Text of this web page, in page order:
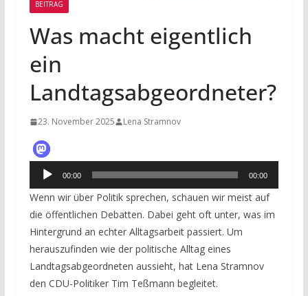
BEITRAG
Was macht eigentlich
ein
Landtagsabgeordneter?
23. November 2025 Lena Stramnov
Audio-
Player
00:00 00:00
Wenn wir über Politik sprechen, schauen wir meist auf
die öffentlichen Debatten. Dabei geht oft unter, was im
Hintergrund an echter Alltagsarbeit passiert. Um
herauszufinden wie der politische Alltag eines
Landtagsabgeordneten aussieht, hat Lena Stramnov
den CDU-Politiker Tim Teßmann begleitet.